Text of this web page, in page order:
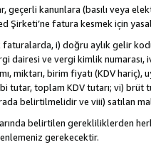
geçerli kanunlara (basılı veya
Şirketi’ne fatura kesmek için
faturalarda, i) doğru aylık gelir
dairesi ve vergi kimlik
miktarı, birim fiyatı (KDV
tutar, toplam KDV tutarı; vi) brüt
belirtilmelidir ve viii) satılan
belirtilen gerekliliklerden
gerekecektir.